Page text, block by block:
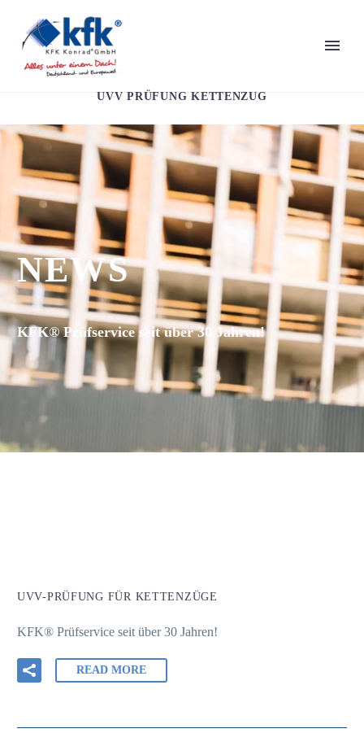
UVV PRÜFUNG KETTENZUG
NEWS
KFK® Prüfservice seit über 30 Jahren!
UVV-PRÜFUNG FÜR KETTENZÜGE
KFK® Prüfservice seit über 30 Jahren!
READ MORE